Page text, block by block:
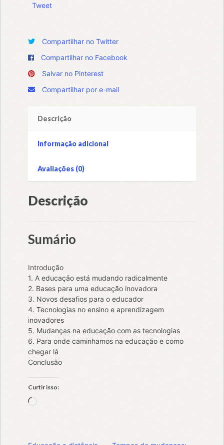
Tweet
Compartilhar no Twitter
Compartilhar no Facebook
Salvar no Pinterest
Compartilhar por e-mail
Descrição
Informação adicional
Avaliações (0)
Descrição
Sumário
Introdução
1. A educação está mudando radicalmente
2. Bases para uma educação inovadora
3. Novos desafios para o educador
4. Tecnologias no ensino e aprendizagem
inovadores
5. Mudanças na educação com as tecnologias
6. Para onde caminhamos na educação e como
chegar lá
Conclusão
Curtir isso: